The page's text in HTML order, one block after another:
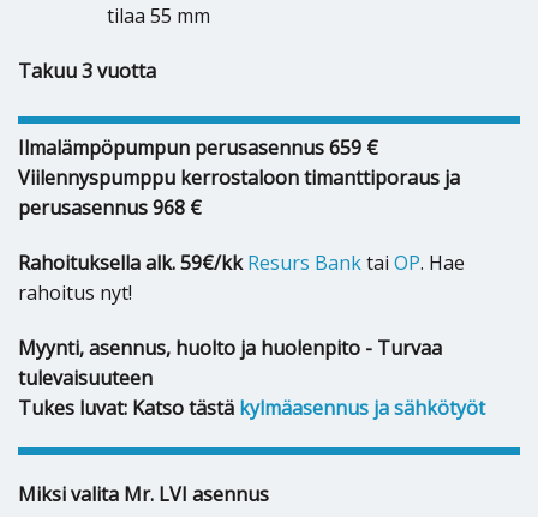
tilaa 55 mm
Takuu 3 vuotta
Ilmalämpöpumpun perusasennus 659 €
Viilennyspumppu kerrostaloon timanttiporaus ja
perusasennus 968 €
Rahoituksella alk. 59€/kk Resurs Banktai OP. Hae
rahoitus nyt!
Myynti, asennus, huolto ja huolenpito - Turvaa
tulevaisuuteen
Tukes luvat: Katso tästä kylmäasennus ja sähkötyöt
Miksi valita Mr. LVI asennus